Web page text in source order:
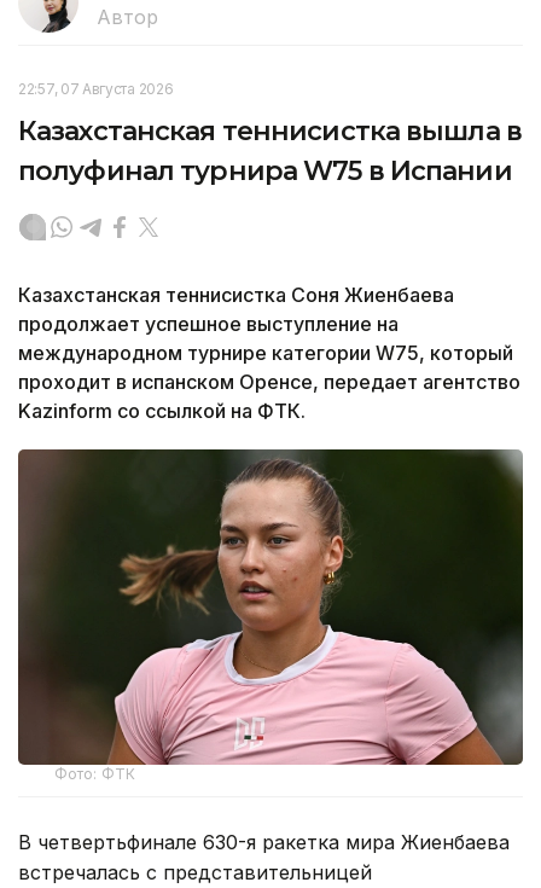
Автор
22:57, 07 Августа 2026
Казахстанская теннисистка вышла в
полуфинал турнира W75 в Испании
Казахстанская теннисистка Соня Жиенбаева
продолжает успешное выступление на
международном турнире категории W75, который
проходит в испанском Оренсе, передает агентство
Kazinform со ссылкой на ФТК.
Фото: ФТК
В четвертьфинале 630-я ракетка мира Жиенбаева
встречалась с представительницей